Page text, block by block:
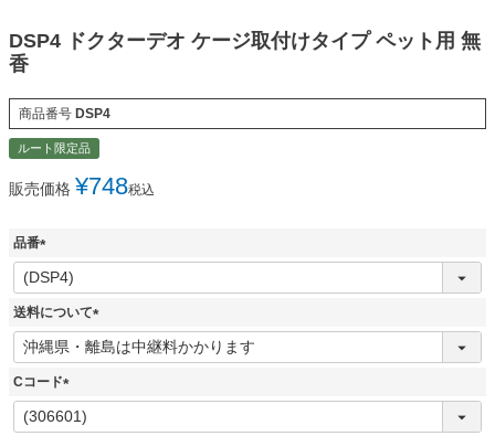
DSP4 ドクターデオ ケージ取付けタイプ ペット用 無
香
商品番号 DSP4
ルート限定品
販売価格 ¥748税込
品番
(
必
須
送料について
(
必
Cコード
(
必